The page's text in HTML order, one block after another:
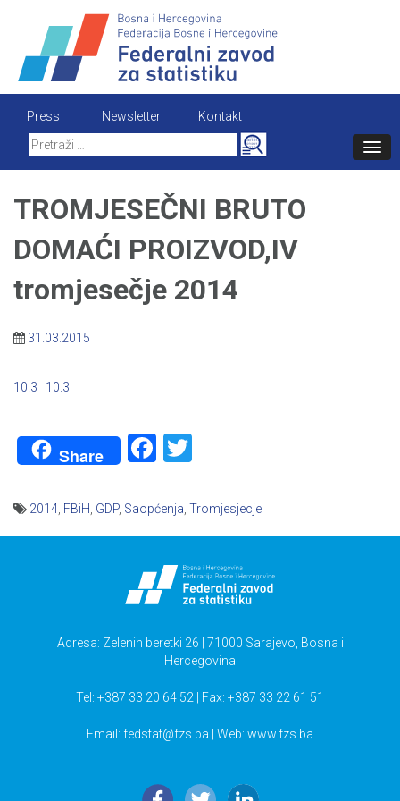
content
Press Newsletter
Kontakt
Search
for:
TROMJESEČNI BRUTO
DOMAĆI PROIZVOD,IV
tromjesečje 2014
31.03.2015
10.3 10.3
Share Facebook
2014 FBiH GDP, Saopćenja Tromjesjecje
Adresa: Zelenih beretki 26 | 71000 Sarajevo, Bosna i
Hercegovina
Tel: +387 33 20 64 52 | Fax: +387 33 22 61 51
Email: fedstat@fzs.ba | Web: www.fzs.ba